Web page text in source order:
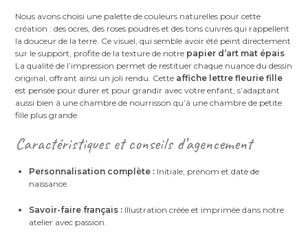
Nous avons choisi une palette de couleurs naturelles pour cette
création : des ocres, des roses poudrés et des tons cuivrés qui rappellent
la douceur de la terre. Ce visuel, qui semble avoir été peint directement
sur le support, profite de la texture de notre papier d’art mat épais.
La qualité de l’impression permet de restituer chaque nuance du dessin
original, offrant ainsi un joli rendu. Cette affiche lettre fleurie fille
est pensée pour durer et pour grandir avec votre enfant, s’adaptant
aussi bien à une chambre de nourrisson qu’à une chambre de petite
fille plus grande.
Caractéristiques et conseils d’agencement
Personnalisation complète : Initiale, prénom et date de
naissance.
Savoir-faire français : Illustration créée et imprimée dans notre
atelier avec passion.